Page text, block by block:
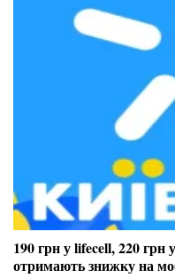
190 грн у lifecell, 220 грн
отримають знижку на